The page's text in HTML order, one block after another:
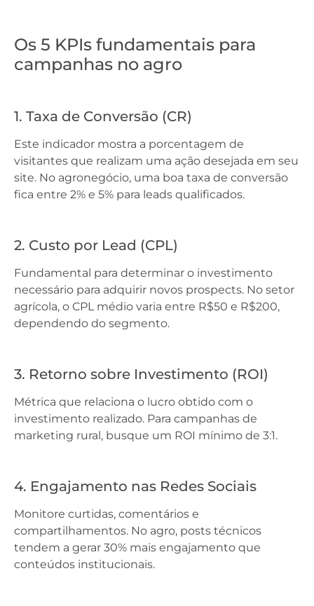
Os 5 KPIs fundamentais para
campanhas no agro
1. Taxa de Conversão (CR)
Este indicador mostra a porcentagem de
visitantes que realizam uma ação desejada em seu
site. No agronegócio, uma boa taxa de conversão
fica entre 2% e 5% para leads qualificados.
2. Custo por Lead (CPL)
Fundamental para determinar o investimento
necessário para adquirir novos prospects. No setor
agrícola, o CPL médio varia entre R$50 e R$200,
dependendo do segmento.
3. Retorno sobre Investimento (ROI)
Métrica que relaciona o lucro obtido com o
investimento realizado. Para campanhas de
marketing rural, busque um ROI mínimo de 3:1.
4. Engajamento nas Redes Sociais
Monitore curtidas, comentários e
compartilhamentos. No agro, posts técnicos
tendem a gerar 30% mais engajamento que
conteúdos institucionais.